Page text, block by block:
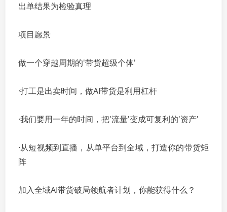
出单结果为检验真理
项目愿景
做一个穿越周期的'带货超级个体'
·打工是出卖时间，做AI带货是利用杠杆
·我们要用一年的时间，把'流量'变成可复利的'资产'
·从短视频到直播，从单平台到全域，打造你的带货矩
阵
加入全域AI带货破局领航者计划，你能获得什么？